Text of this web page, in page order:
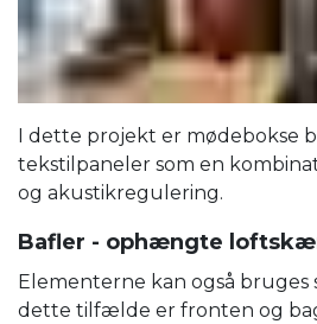
I dette projekt er mødebokse
tekstilpaneler som en
og akustikregulering.
Bafler - ophængte
Elementerne kan også bruges
dette tilfælde er fronten og